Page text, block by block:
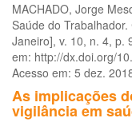
MACHADO, Jorge
Saúde do
Janeiro], v. 10, n. 4, p.
em: http://dx.doi.org/
Acesso em: 5 dez.
As implicações
vigilância em